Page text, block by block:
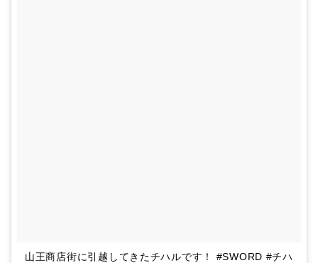
山王商店街に引越してきたチハルです！ #SWORD #チハ